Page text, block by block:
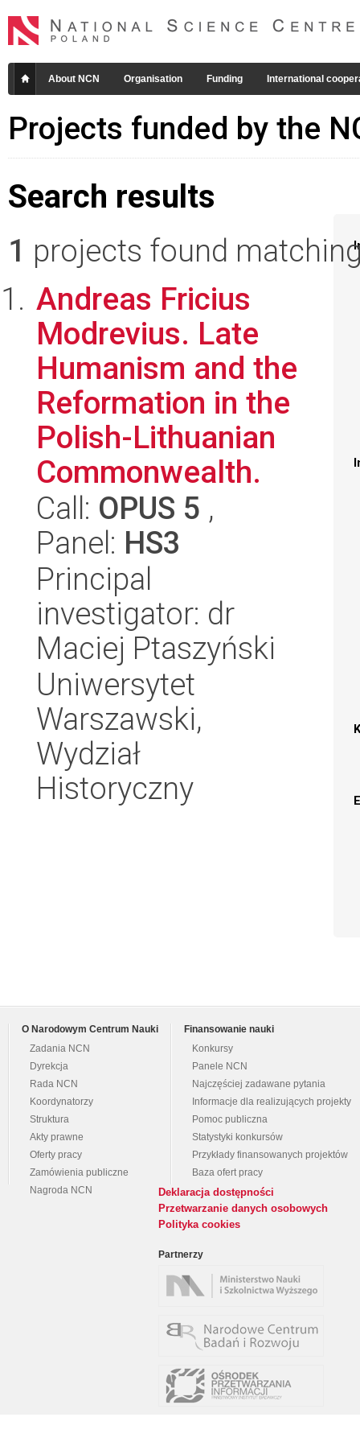
About NCN Organisation Funding International
Projects funded by the
Search results
1 projects found
Andreas Fricius
Modrevius. Late
Humanism and the
Reformation in the
Polish-Lithuanian
Commonwealth.
Call: OPUS 5 ,
Panel: HS3
Principal
investigator: dr
Maciej Ptaszyński
Uniwersytet
Warszawski,
Wydział
Historyczny
O Narodowym Centrum Nauki
Zadania NCN
Dyrekcja
Rada NCN
Koordynatorzy
Struktura
Akty prawne
Oferty pracy
Zamówienia publiczne
Nagroda NCN
Finansowanie nauki
Konkursy
Panele NCN
Najczęściej zadawane pytania
Informacje dla realizujących projekty
Pomoc publiczna
Statystyki konkursów
Przykłady finansowanych projektów
Baza ofert pracy
Deklaracja dostępności
Przetwarzanie danych osobowych
Polityka cookies
Partnerzy